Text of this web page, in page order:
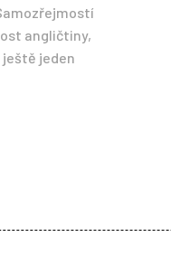
angličtiny,
ještě jeden